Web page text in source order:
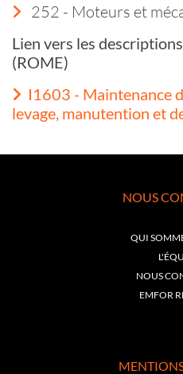
252 - Moteurs et
Lien vers les
(ROME)
I1603 - Maintenance
levage, manutention et
NOUS
QUI
NOUS
EMFOR